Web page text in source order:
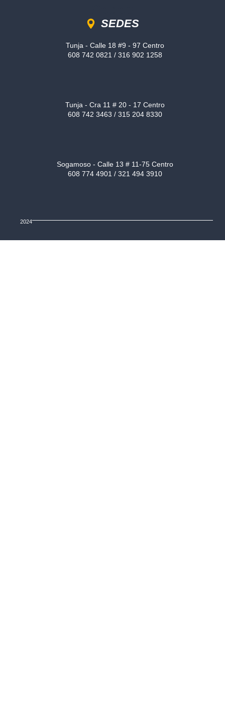
SEDES
Tunja - Calle 18 #9 - 97 Centro
608 742 0821 / 316 902 1258
Tunja - Cra 11 # 20 - 17 Centro
608 742 3463 / 315 204 8330
Sogamoso - Calle 13 # 11-75 Centro
608 774 4901 / 321 494 3910
2024